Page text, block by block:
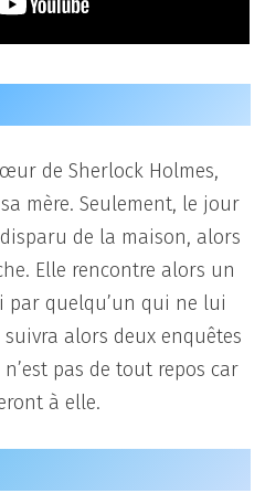
de Sherlock Holmes,
mère. Seulement, le jour
de la maison, alors
Elle rencontre alors un
par quelqu’un qui ne lui
alors deux enquêtes
pas de tout repos car
à elle.